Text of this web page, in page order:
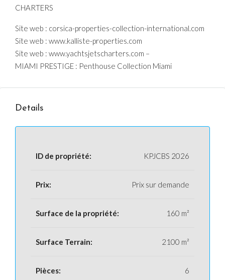
CHARTERS
Site web : corsica-properties-collection-international.com
Site web : www.kalliste-properties.com
Site web : www.yachtsjetscharters.com –
MIAMI PRESTIGE : Penthouse Collection Miami
Details
ID de propriété: KPJCBS 2026
Prix: Prix sur demande
Surface de la propriété: 160 m²
Surface Terrain: 2100 m²
Pièces: 6